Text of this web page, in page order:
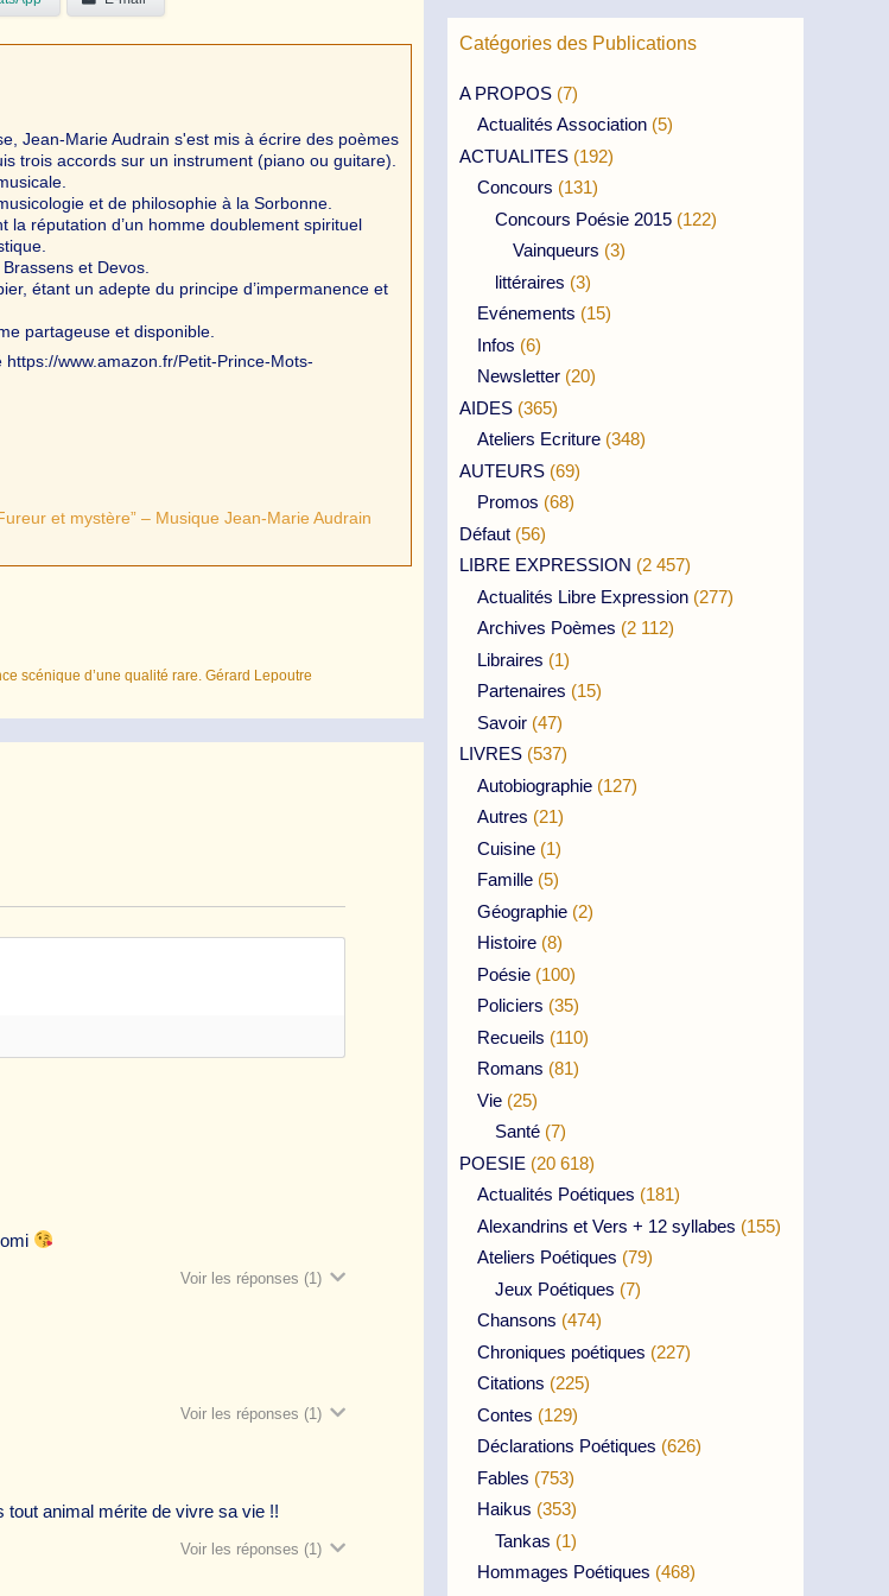
Jean-Marie Audrain s'est mis à écrire des poèmes
trois accords sur un instrument (piano ou guitare).
et de philosophie à la Sorbonne.
réputation d’un homme doublement spirituel
et Devos.
étant un adepte du principe d’impermanence et
partageuse et disponible.
www.amazon.fr/Petit-Prince-Mots-
et mystère” – Musique Jean-Marie Audrain
scénique d’une qualité rare. Gérard Lepoutre
Voir les réponses (1)
Voir les réponses (1)
animal mérite de vivre sa vie !!
Voir les réponses (1)
Catégories des Publications
A PROPOS (7)
Actualités Association (5)
ACTUALITES (192)
Concours (131)
Concours Poésie 2015 (122)
Vainqueurs (3)
littéraires (3)
Evénements (15)
Infos (6)
Newsletter (20)
AIDES (365)
Ateliers Ecriture (348)
AUTEURS (69)
Promos (68)
Défaut (56)
LIBRE EXPRESSION (2 457)
Actualités Libre Expression (277)
Archives Poèmes (2 112)
Libraires (1)
Partenaires (15)
Savoir (47)
LIVRES (537)
Autobiographie (127)
Autres (21)
Cuisine (1)
Famille (5)
Géographie (2)
Histoire (8)
Poésie (100)
Policiers (35)
Recueils (110)
Romans (81)
Vie (25)
Santé (7)
POESIE (20 618)
Actualités Poétiques (181)
Alexandrins et Vers + 12 syllabes (155)
Ateliers Poétiques (79)
Jeux Poétiques (7)
Chansons (474)
Chroniques poétiques (227)
Citations (225)
Contes (129)
Déclarations Poétiques (626)
Fables (753)
Haikus (353)
Tankas (1)
Hommages Poétiques (468)